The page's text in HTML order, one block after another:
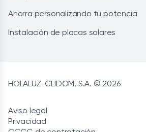
Ahorra personalizando tu potencia
Instalación de placas solares
HOLALUZ-CLIDOM, S.A. © 2026
Aviso legal
Privacidad